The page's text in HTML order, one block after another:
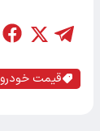
قیمت خودرو